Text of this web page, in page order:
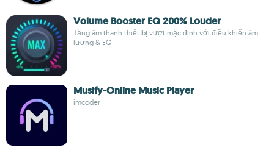
Volume Booster EQ 200% Louder
Tăng âm thanh thiết bị vượt mặc định với điều khiển âm
lượng & EQ
Musify-Online Music Player
imcoder